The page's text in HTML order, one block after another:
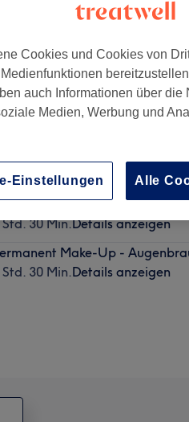
, 12203
Std. 30 Min.Details anzeigen
Make-Up -
Std. 30 Min.Details anzeigen
Make-Up -
Std. 30 Min.Details anzeigen
Cookies und Cookies von
auch Informationen über die
Medien, Werbung und
Einstellungen Alle